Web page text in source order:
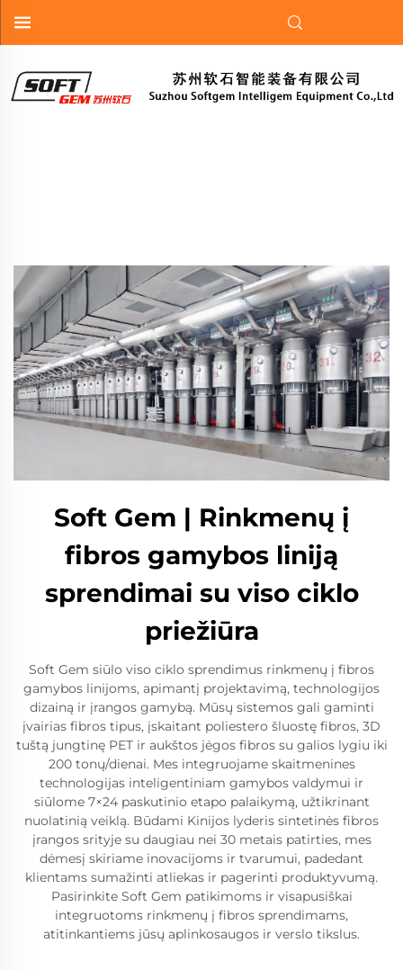
Soft Gem | Rinkmenų į
fibros gamybos liniją
sprendimai su viso ciklo
priežiūra
Soft Gem siūlo viso ciklo sprendimus rinkmenų į fibros
gamybos linijoms, apimantį projektavimą, technologijos
dizainą ir įrangos gamybą. Mūsų sistemos gali gaminti
įvairias fibros tipus, įskaitant poliestero šluostę fibros, 3D
tuštą jungtinę PET ir aukštos jėgos fibros su galios lygiu iki
200 tonų/dienai. Mes integruojame skaitmenines
technologijas inteligentiniam gamybos valdymui ir
siūlome 7×24 paskutinio etapo palaikymą, užtikrinant
nuolatinią veiklą. Būdami Kinijos lyderis sintetinės fibros
įrangos srityje su daugiau nei 30 metais patirties, mes
dėmesį skiriame inovacijoms ir tvarumui, padedant
klientams sumažinti atliekas ir pagerinti produktyvumą.
Pasirinkite Soft Gem patikimoms ir visapusiškai
integruotoms rinkmenų į fibros sprendimams,
atitinkantiems jūsų aplinkosaugos ir verslo tikslus.